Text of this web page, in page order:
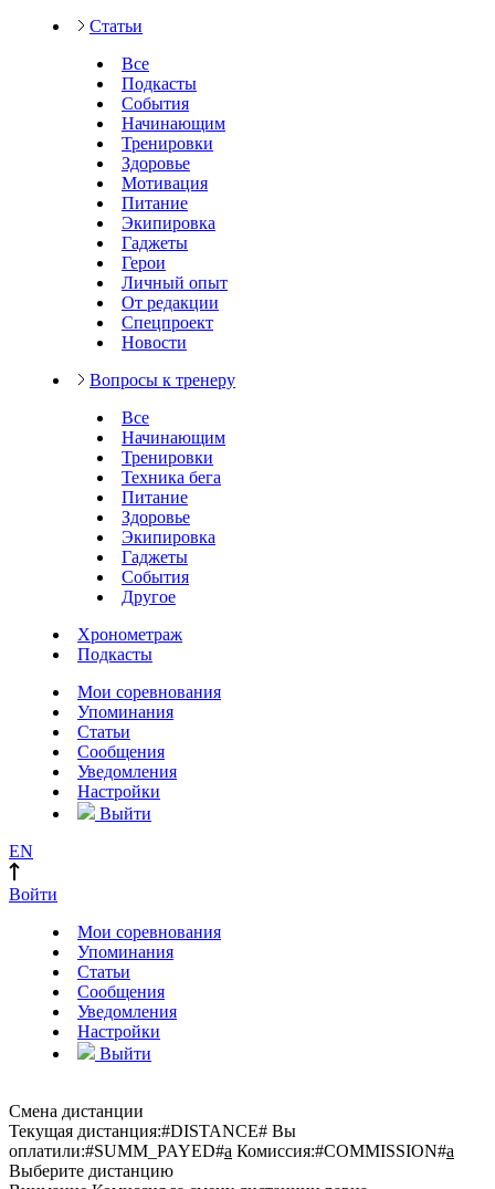
Статьи
Все
Подкасты
События
Начинающим
Тренировки
Здоровье
Мотивация
Питание
Экипировка
Гаджеты
Герои
Личный опыт
От редакции
Спецпроект
Новости
Вопросы к тренеру
Все
Начинающим
Тренировки
Техника бега
Питание
Здоровье
Экипировка
Гаджеты
События
Другое
Хронометраж
Подкасты
Мои соревнования
Упоминания
Статьи
Сообщения
Уведомления
Настройки
Выйти
EN
Войти
Мои соревнования
Упоминания
Статьи
Сообщения
Уведомления
Настройки
Выйти
Смена дистанции
Текущая дистанция:#DISTANCE# Вы
оплатили:#SUMM_PAYED#a Комиссия:#COMMISSION#a
Выберите дистанцию